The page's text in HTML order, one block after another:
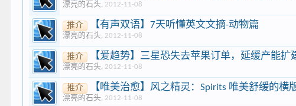
漂亮的石头, 2012-11-08
推介 【有声双语】7天听懂英文文摘-动物篇
漂亮的石头, 2012-11-08
推介 【爱趋势】三星恐失去苹果订单，延缓产能扩
漂亮的石头, 2012-11-08
推介 【唯美治愈】风之精灵：Spirits 唯美舒缓的横
漂亮的石头, 2012-11-08